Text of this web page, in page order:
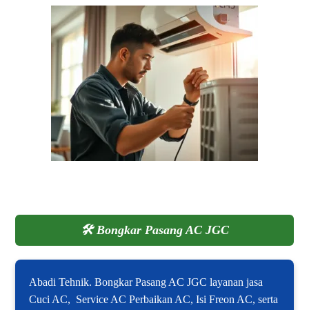
🛠️Bongkar Pasang AC JGC
Abadi Tehnik. Bongkar Pasang AC JGC layanan jasa
Cuci AC, Service AC Perbaikan AC, Isi Freon AC, serta